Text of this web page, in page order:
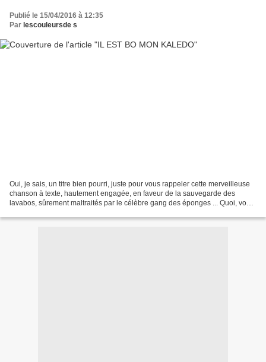
Publié le 15/04/2016 à 12:35
Par lescouleursde s
Oui, je sais, un titre bien pourri, juste pour vous rappeler cette merveilleuse
chanson à texte, hautement engagée, en faveur de la sauvegarde des
lavabos, sûrement maltraités par le célèbre gang des éponges ... Quoi, vous